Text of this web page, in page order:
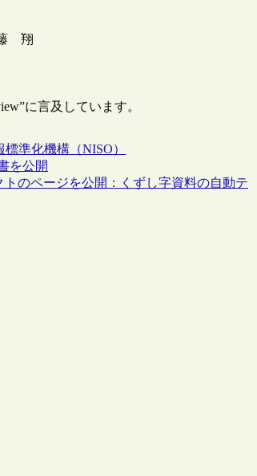
藤 翔
に言及しています。
標準化機構（NISO）
を公開
のページを公開：くずし字資料の自動テ